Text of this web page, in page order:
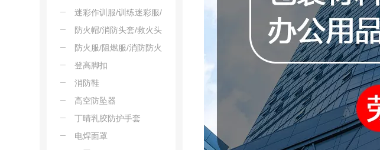
帽
迷彩作训服/训练迷彩服/
战术作训服
防火帽/消防头套/救火头
套
防火服/阻燃服/消防防火
服
登高脚扣
消防鞋
高空防坠器
丁晴乳胶防护手套
电焊面罩